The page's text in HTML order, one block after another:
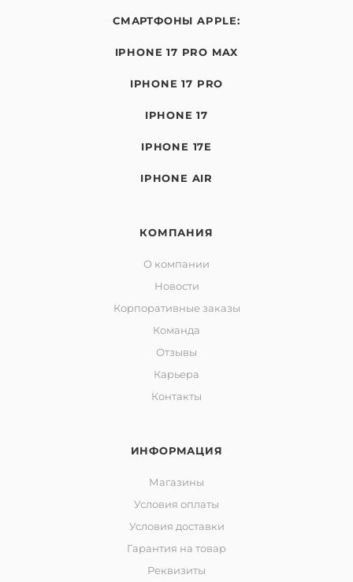
СМАРТФОНЫ APPLE:
IPHONE 17 PRO MAX
IPHONE 17 PRO
IPHONE 17
IPHONE 17E
IPHONE AIR
КОМПАНИЯ
О компании
Новости
Корпоративные заказы
Команда
Отзывы
Карьера
Контакты
ИНФОРМАЦИЯ
Магазины
Условия оплаты
Условия доставки
Гарантия на товар
Реквизиты